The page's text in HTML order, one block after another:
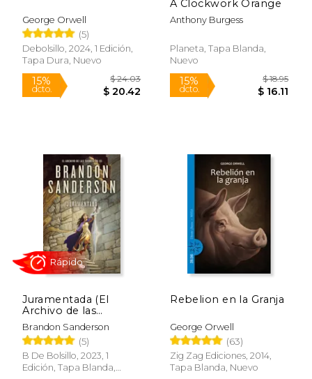
15%
dcto. $ 16.14
15%
dcto. $
George Orwell
(5)
Debolsillo, 2024, 1 Edición,
Tapa Dura, Nuevo
A Clockwork Orange
Anthony Burgess
Planeta, Tapa Blanda,
Nuevo
Juramentada (El
Archivo de las
Tormentas 3)
Brandon Sanderson
(5)
B De Bolsillo, 2023, 1
Edición, Tapa Blanda,
Rebelion en la Granja
George Orwell
(63)
Zig Zag Ediciones, 2014,
Tapa Blanda, Nuevo